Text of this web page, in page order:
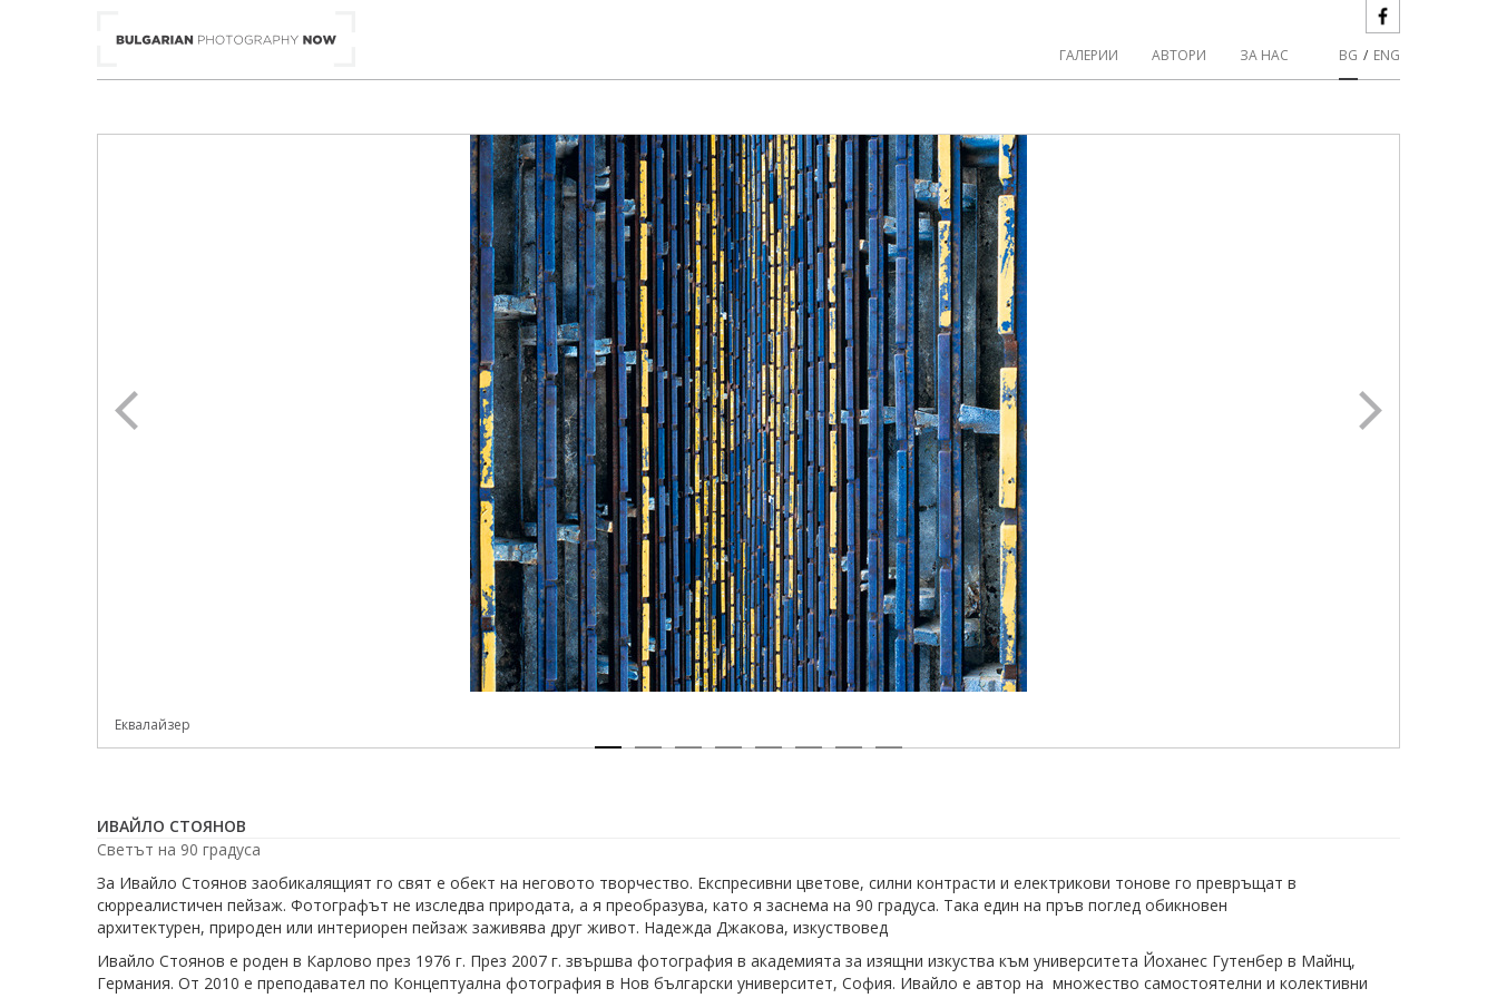
ENG
/
BG
ГАЛЕРИИ АВТОРИ ЗА НАС
Еквалайзер
ИВАЙЛО СТОЯНОВ
Светът на 90 градуса
За Ивайло Стоянов заобикалящият го свят е обект на неговото творчество. Експресивни цветове, силни контрасти и електрикови тонове го превръщат в
сюрреалистичен пейзаж. Фотографът не изследва природата, а я преобразува, като я заснeма на 90 градуса. Така един на пръв поглед обикновен
архитектурен, природен или интериорен пейзаж заживява друг живот. Надежда Джакова, изкуствовед
Ивайло Стоянов е роден в Карлово през 1976 г. През 2007 г. звършва фотография в академията за изящни изкуства към университета Йоханес Гутенбер в Майнц,
Германия. От 2010 е преподавател по Концептуална фотография в Нов български университет, София. Ивайло е автор на множество самостоятелни и колективни